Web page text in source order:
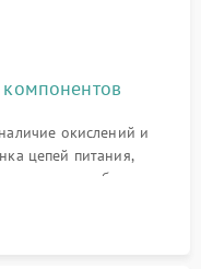
компонентов
окислений и
цепей питания,
колес и турбины
и инфракрасных